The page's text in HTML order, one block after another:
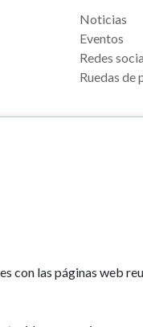
Noticias
Eventos
Redes
Ruedas de
con las páginas web